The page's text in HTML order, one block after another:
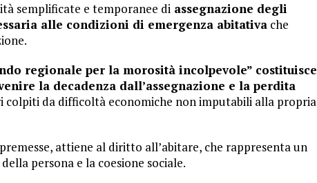
semplificate e temporanee di assegnazione degli
alle condizioni di emergenza abitativa che
regionale per la morosità incolpevole” costituisce
la decadenza dall’assegnazione e la perdita
colpiti da difficoltà economiche non imputabili alla propria
attiene al diritto all’abitare, che rappresenta un
persona e la coesione sociale.